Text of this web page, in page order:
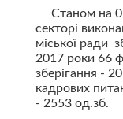
Станом на
секторі
міської ради
2017 роки 66
зберігання -
кадрових
- 2553 од.зб.